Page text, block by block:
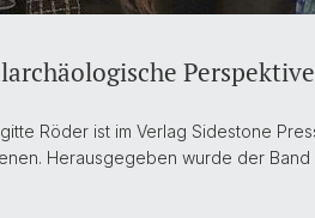
Röder ist im Verlag Sidestone
Herausgegeben wurde der